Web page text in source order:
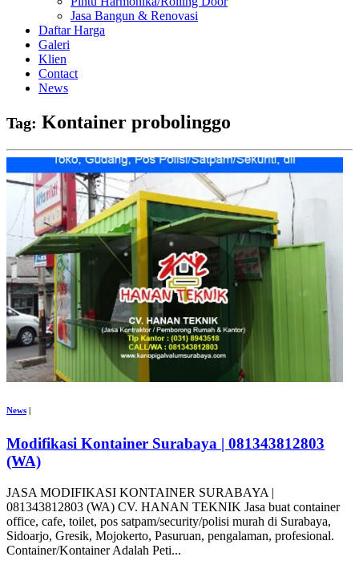
Jasa Bangun & Renovasi
Daftar Harga
Galeri
Klien
Contact
News
Tag: Kontainer probolinggo
News |
Modifikasi Kontainer Surabaya | 081343812803
(WA)
JASA MODIFIKASI KONTAINER SURABAYA |
081343812803 (WA) CV. HANAN TEKNIK Jasa buat container
office, cafe, toilet, pos satpam/security/polisi murah di Surabaya,
Sidoarjo, Gresik, Mojokerto, Pasuruan, pengalaman, profesional.
Container/Kontainer Adalah Peti...